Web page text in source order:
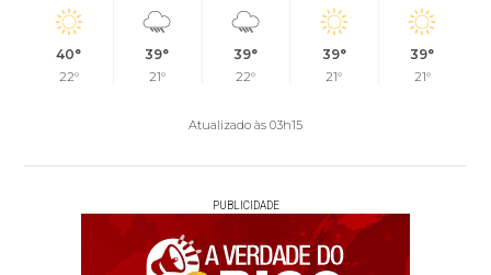
40°
22°
39°
21°
39°
22°
39°
21°
39°
21°
Atualizado às 03h15
PUBLICIDADE